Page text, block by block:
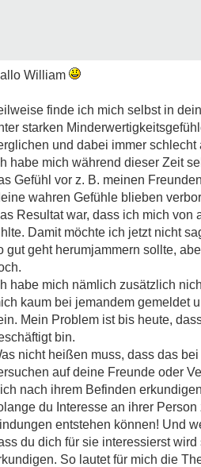
William
finde ich mich selbst in
starken
und dabei immer
habe mich während dieser Zeit
Gefühl vor z. B. meinen
wahren Gefühle blieben
Resultat war, dass ich mich von
Damit möchte ich jetzt nicht
gut geht herumjammern sollte,
habe mich nämlich zusätzlich
kaum bei jemandem gemeldet
Mein Problem ist bis heute,
bin.
nicht heißen muss, dass das
auf deine Freunde oder
nach ihrem Befinden
du Interesse an ihrer
entstehen können! Und
du dich für sie interessierst
So lautet für mich die